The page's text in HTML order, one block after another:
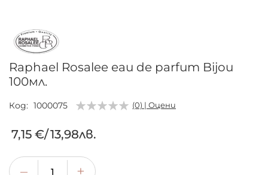
на
галерия
със
снимки
Raphael Rosalee eau de parfum Bijou
100мл.
Код 1000075 (0) | Оцени
7,15 €/13,98лв.